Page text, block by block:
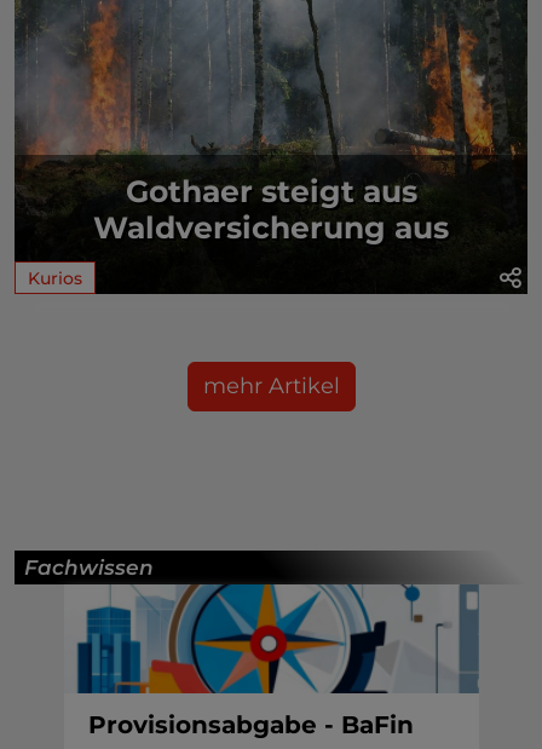
Gothaer steigt aus
Waldversicherung aus
Kurios
mehr Artikel
Fachwissen
Provisionsabgabe - BaFin